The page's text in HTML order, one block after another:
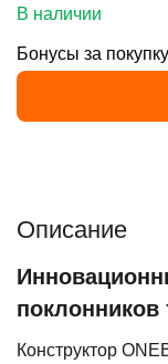
В наличии
Бонусы за
Описание
поклонников
Конструктор